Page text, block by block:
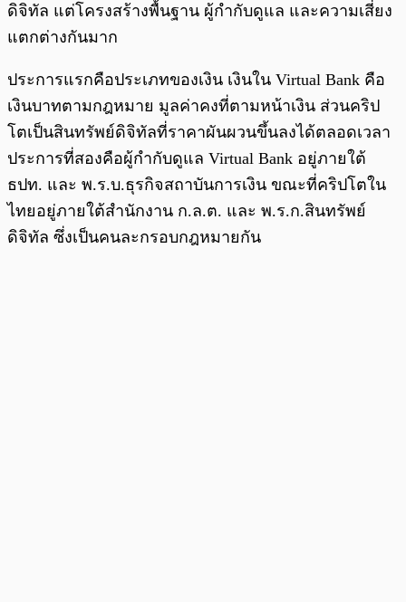
ดิจิทัล แต่โครงสร้างพื้นฐาน ผู้กำกับดูแล และความเสี่ยง
แตกต่างกันมาก
ประการแรกคือประเภทของเงิน เงินใน Virtual Bank คือ
เงินบาทตามกฎหมาย มูลค่าคงที่ตามหน้าเงิน ส่วนคริป
โตเป็นสินทรัพย์ดิจิทัลที่ราคาผันผวนขึ้นลงได้ตลอดเวลา
ประการที่สองคือผู้กำกับดูแล Virtual Bank อยู่ภายใต้
ธปท. และ พ.ร.บ.ธุรกิจสถาบันการเงิน ขณะที่คริปโตใน
ไทยอยู่ภายใต้สำนักงาน ก.ล.ต. และ พ.ร.ก.สินทรัพย์
ดิจิทัล ซึ่งเป็นคนละกรอบกฎหมายกัน